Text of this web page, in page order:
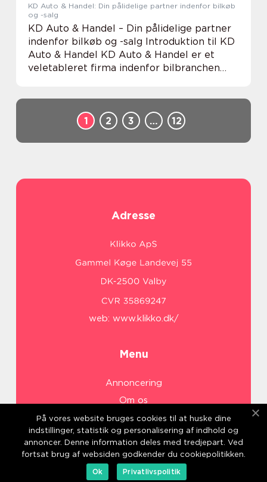
KD Auto & Handel: Din pålidelige partner indenfor bilkøb
og -salg
KD Auto & Handel – Din pålidelige partner
indenfor bilkøb og -salg Introduktion til KD
Auto & Handel KD Auto & Handel er et
veletableret firma indenfor bilbranchen
1 2 3 … 12
Adresse
web: www.klikko.dk/
Menu
Annoncering
Om os
Cookies
Kontakt os
Sitemap
På vores website bruges cookies til at huske dine
indstillinger, statistik og personalisering af indhold og
annoncer. Denne information deles med tredjepart. Ved
fortsat brug af websiden godkender du cookiepolitikken.
Ok
Privatlivspolitik